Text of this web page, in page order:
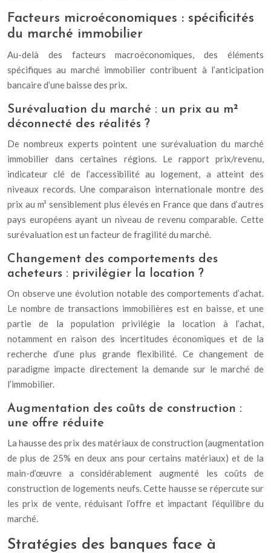
Facteurs microéconomiques : spécificités
du marché immobilier
Au-delà des facteurs macroéconomiques, des éléments
spécifiques au marché immobilier contribuent à l’anticipation
bancaire d’une baisse des prix.
Surévaluation du marché : un prix au m²
déconnecté des réalités ?
De nombreux experts pointent une surévaluation du marché
immobilier dans certaines régions. Le rapport prix/revenu,
indicateur clé de l’accessibilité au logement, a atteint des
niveaux records. Une comparaison internationale montre des
prix au m² sensiblement plus élevés en France que dans d’autres
pays européens ayant un niveau de revenu comparable. Cette
surévaluation est un facteur de fragilité du marché.
Changement des comportements des
acheteurs : privilégier la location ?
On observe une évolution notable des comportements d’achat.
Le nombre de transactions immobilières est en baisse, et une
partie de la population privilégie la location à l’achat,
notamment en raison des incertitudes économiques et de la
recherche d’une plus grande flexibilité. Ce changement de
paradigme impacte directement la demande sur le marché de
l’immobilier.
Augmentation des coûts de construction :
une offre réduite
La hausse des prix des matériaux de construction (augmentation
de plus de 25% en deux ans pour certains matériaux) et de la
main-d’œuvre a considérablement augmenté les coûts de
construction de logements neufs. Cette hausse se répercute sur
les prix de vente, réduisant l’offre et impactant l’équilibre du
marché.
Stratégies des banques face à